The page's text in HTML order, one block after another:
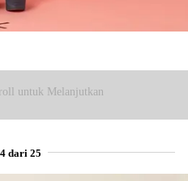
untuk Melanjutkan
dari 25